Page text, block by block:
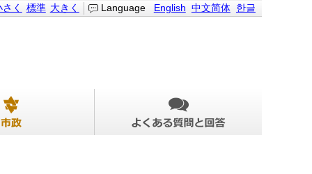
Language English 中文简体 한글
さく 標準 大きく